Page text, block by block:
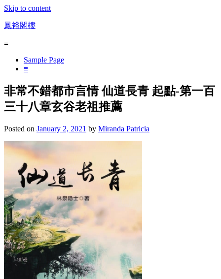
Skip to content
鳳裕閣樓
≡
Sample Page
≡
非常不錯都市言情 仙道長青 起點-第一百
三十八章玄谷老祖推薦
Posted on January 2, 2021 by Miranda Patricia